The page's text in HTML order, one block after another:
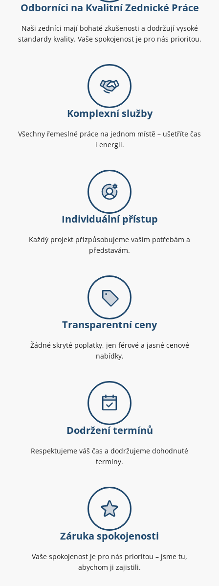
Odborníci na Kvalitní Zednické Práce
Naši zedníci mají bohaté zkušenosti a dodržují vysoké
standardy kvality. Vaše spokojenost je pro nás prioritou.
Komplexní služby
Všechny řemeslné práce na jednom místě – ušetříte čas
i energii.
Individuální přístup
Každý projekt přizpůsobujeme vašim potřebám a
představám.
Transparentní ceny
Žádné skryté poplatky, jen férové a jasné cenové
nabídky.
Dodržení termínů
Respektujeme váš čas a dodržujeme dohodnuté
termíny.
Záruka spokojenosti
Vaše spokojenost je pro nás prioritou – jsme tu,
abychom ji zajistili.